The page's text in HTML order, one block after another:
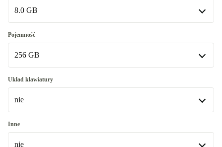
8.0 GB
8.0 GB
16.0 GB +642,28 zł
Pojemność
256 GB
256 GB
Dostępne w innych wariantach
512 GB
Układ klawiatury
nie
nie
Dostępne w innych wariantach
Inne
nie